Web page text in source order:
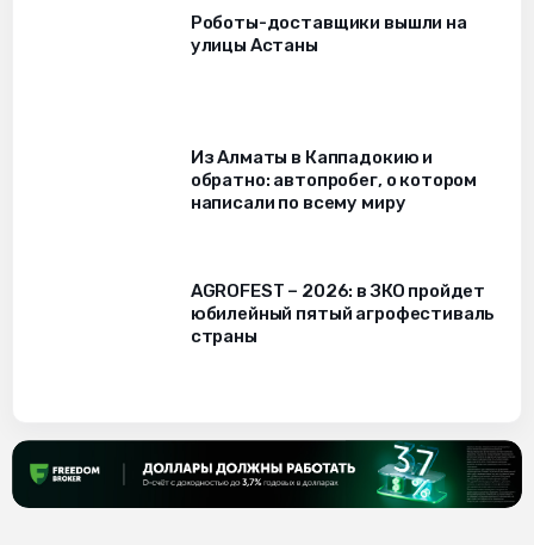
Роботы-доставщики вышли на
улицы Астаны
Из Алматы в Каппадокию и
обратно: автопробег, о котором
написали по всему миру
AGROFEST – 2026: в ЗКО пройдет
юбилейный пятый агрофестиваль
страны